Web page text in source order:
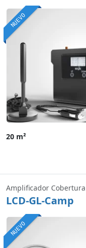
NUEVO
20 m²
NUEVO
Amplificador
LCD-GL-Camp